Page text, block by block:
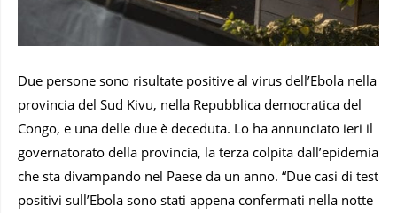
Due persone sono risultate positive al virus dell’Ebola nella
provincia del Sud Kivu, nella Repubblica democratica del
Congo, e una delle due è deceduta. Lo ha annunciato ieri il
governatorato della provincia, la terza colpita dall’epidemia
che sta divampando nel Paese da un anno. “Due casi di test
positivi sull’Ebola sono stati appena confermati nella notte